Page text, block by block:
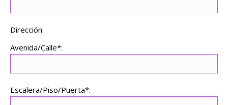
Dirección:
Avenida/Calle*:
Escalera/Piso/Puerta*: